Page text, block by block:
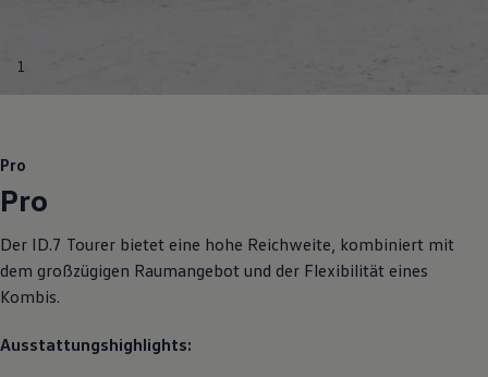
#wedriveproud
Räder und Reifen
Pannen- und Unfallhilfe
Modellspezifisches Zubehör
1
Pro
Pro
Der ID.7 Tourer bietet eine hohe Reichweite, kombiniert mit
dem großzügigen Raumangebot und der Flexibilität eines
Kombis.
Ausstattungshighlights: